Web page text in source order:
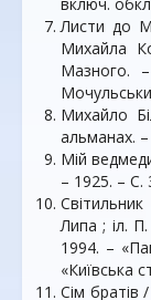
Листи до
Михайла
Мазного.
Михайло
альманах.
Мій
– 1925. – С.
Липа ; іл.
1994. –
«Київська
Сім братів